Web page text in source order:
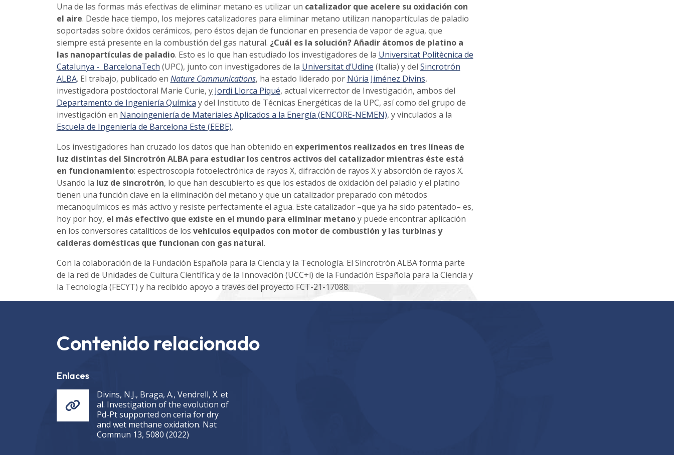
Una de las formas más efectivas de eliminar metano es utilizar un catalizador que acelere su oxidación con
el aire. Desde hace tiempo, los mejores catalizadores para eliminar metano utilizan nanopartículas de paladio
soportadas sobre óxidos cerámicos, pero éstos dejan de funcionar en presencia de vapor de agua, que
siempre está presente en la combustión del gas natural. ¿Cuál es la solución? Añadir átomos de platino a
las nanopartículas de paladio. Esto es lo que han estudiado los investigadores de la Universitat Politècnica de
Catalunya - BarcelonaTech (UPC), junto con investigadores de la Universitat d’Udine (Italia) y del Sincrotrón
ALBA. El trabajo, publicado en Nature Communications, ha estado liderado por Núria Jiménez Divins,
investigadora postdoctoral Marie Curie, yJordi Llorca Piqué, actual vicerrector de Investigación, ambos del
Departamento de Ingeniería Química y del Instituto de Técnicas Energéticas de la UPC, así como del grupo de
investigación en Nanoingeniería de Materiales Aplicados a la Energía (ENCORE-NEMEN), y vinculados a la
Escuela de Ingeniería de Barcelona Este (EEBE).
Los investigadores han cruzado los datos que han obtenido en experimentos realizados en tres líneas de
luz distintas del Sincrotrón ALBA para estudiar los centros activos del catalizador mientras éste está
en funcionamiento: espectroscopia fotoelectrónica de rayos X, difracción de rayos X y absorción de rayos X.
Usando la luz de sincrotrón, lo que han descubierto es que los estados de oxidación del paladio y el platino
tienen una función clave en la eliminación del metano y que un catalizador preparado con métodos
mecanoquímicos es más activo y resiste perfectamente el agua. Este catalizador –que ya ha sido patentado– es,
hoy por hoy, el más efectivo que existe en el mundo para eliminar metanoy puede encontrar aplicación
en los conversores catalíticos de los vehículos equipados con motor de combustión y las turbinas y
calderas domésticas que funcionan con gas natural.
Con la colaboración de la Fundación Española para la Ciencia y la Tecnología. El Sincrotrón ALBA forma parte
de la red de Unidades de Cultura Científica y de la Innovación (UCC+i) de la Fundación Española para la Ciencia y
la Tecnología (FECYT) y ha recibido apoyo a través del proyecto FCT-21-17088.
Contenido relacionado
Enlaces
Divins, N.J., Braga, A., Vendrell, X. et
al. Investigation of the evolution of
Pd-Pt supported on ceria for dry
and wet methane oxidation. Nat
Commun 13, 5080 (2022)